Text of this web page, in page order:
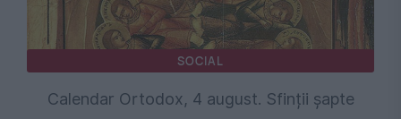
SOCIAL
Calendar Ortodox, 4 august. Sfinții şapte